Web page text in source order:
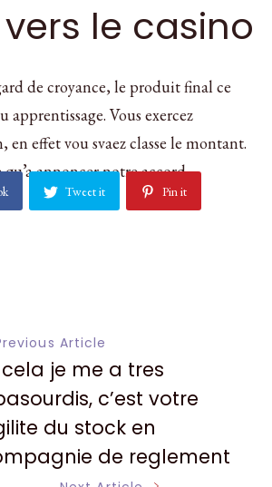
le casino
de croyance, le produit final ce
apprentissage. Vous exercez
effet vou svaez classe le montant.
annoncer notre accord.
Tweet it Pin it
Article
cela je me a tres
c’est votre
du stock en
de reglement